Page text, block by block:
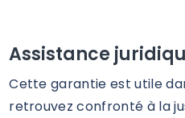
Assistance
Cette garantie est utile
retrouvez confronté à la